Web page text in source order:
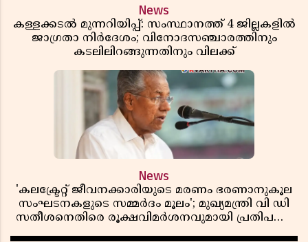
News
കള്ളക്കടൽ മുന്നറിയിപ്പ്: സംസ്ഥാനത്ത് 4 ജില്ലകളിൽ
ജാഗ്രതാ നിർദേശം; വിനോദസഞ്ചാരത്തിനും
കടലിലിറങ്ങുന്നതിനും വിലക്ക്
News
'കലക്ട്രേറ്റ് ജീവനക്കാരിയുടെ മരണം ഭരണാനുകൂല
സംഘടനകളുടെ സമ്മർദം മൂലം'; മുഖ്യമന്ത്രി വി ഡി
സതീശനെതിരെ രൂക്ഷവിമർശനവുമായി പ്രതിപക്ഷ